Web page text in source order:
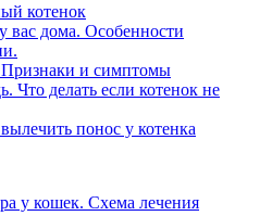
котенок
вас дома. Особенности
Признаки и симптомы
Что делать если котенок не
понос у котенка
у кошек. Схема лечения